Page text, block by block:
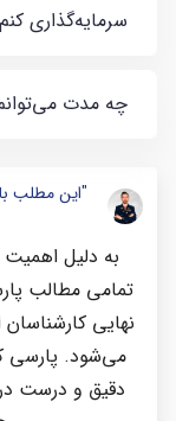
سرمایه‌گذاری
چه مدت می‌توانم
"این مطلب با
به دلیل
تمامی مطالب
نهایی
می‌شود. پارسی
دقیق و درست